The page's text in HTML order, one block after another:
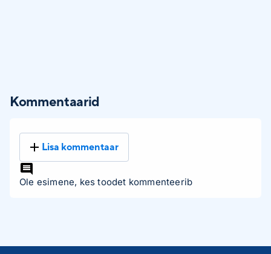
Kommentaarid
Lisa kommentaar
Ole esimene, kes toodet kommenteerib